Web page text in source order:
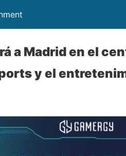
a Madrid en el
y el